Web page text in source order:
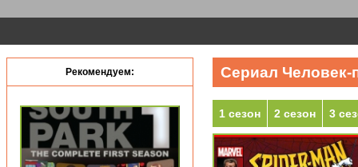
Сериал Человек-
1 сезон 2 сезон 3
Рекомендуем: